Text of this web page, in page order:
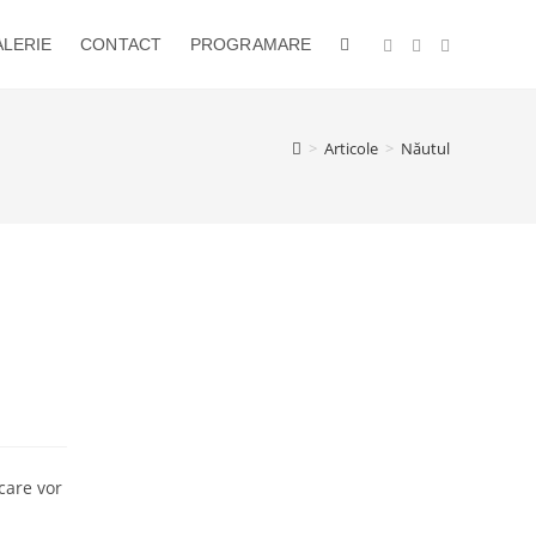
CONTACT PROGRAMARE TOGGLE
> Articole > Năutul
vor